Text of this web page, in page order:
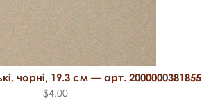
чорні, 19.3 см — арт. 2000000381855
$4.00